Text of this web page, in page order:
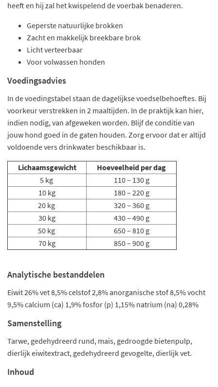
heeft en hij zal het kwispelend de voerbak benaderen.
Geperste natuurlijke brokken
Zacht en makkelijk breekbare brok
Licht verteerbaar
Voor volwassen honden
Voedingsadvies
In de voedingstabel staan de dagelijkse voedselbehoeftes. Bij
voorkeur verstrekken in 2 maaltijden. In de praktijk kan hier,
indien nodig, van afgeweken worden. Blijf de conditie van
jouw hond goed in de gaten houden. Zorg ervoor dat er altijd
voldoende vers drinkwater beschikbaar is.
Lichaamsgewicht
Hoeveelheid per dag
5 kg
110 – 130 g
10 kg
180 – 220 g
20 kg
320 – 360 g
30 kg
430 – 490 g
50 kg
650 – 810 g
70 kg
850 – 900 g
Analytische bestanddelen
Eiwit 26% vet 8,5% celstof 2,8% anorganische stof 8,5% vocht
9,5% calcium (ca) 1,9% fosfor (p) 1,15% natrium (na) 0,28%
Samenstelling
Tarwe, gedehydreerd rund, mais, gedroogde bietenpulp,
dierlijk eiwitextract, gedehydreerd gevogelte, dierlijk vet.
Inhoud